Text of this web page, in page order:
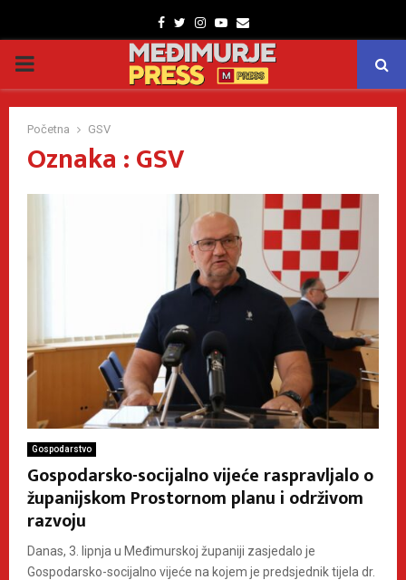
Facebook
TwitterInstagram
Youtube
Email
PRIMARY
MENU
Početna GSV
Oznaka : GSV
Gospodarstvo
Gospodarsko-socijalno vijeće raspravljalo o
županijskom Prostornom planu i održivom
razvoju
Danas, 3. lipnja u Međimurskoj županiji zasjedalo je
Gospodarsko-socijalno vijeće na kojem je predsjednik tijela dr.